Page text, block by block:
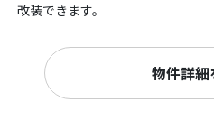
改装できます。
物件詳細